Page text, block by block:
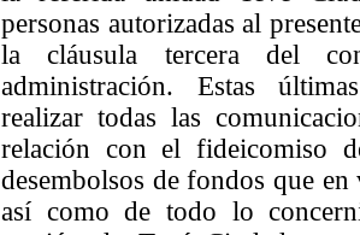
personas autorizadas al
la cláusula tercera del
administración. Estas
realizar todas las
relación con el fideicomiso
desembolsos de fondos que
así como de todo lo